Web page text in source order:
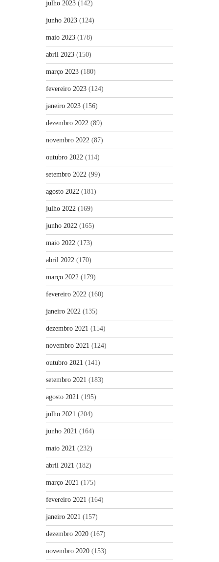
julho 2023 (142)
junho 2023 (124)
maio 2023 (178)
abril 2023 (150)
março 2023 (180)
fevereiro 2023 (124)
janeiro 2023 (156)
dezembro 2022 (89)
novembro 2022 (87)
outubro 2022 (114)
setembro 2022 (99)
agosto 2022 (181)
julho 2022 (169)
junho 2022 (165)
maio 2022 (173)
abril 2022 (170)
março 2022 (179)
fevereiro 2022 (160)
janeiro 2022 (135)
dezembro 2021 (154)
novembro 2021 (124)
outubro 2021 (141)
setembro 2021 (183)
agosto 2021 (195)
julho 2021 (204)
junho 2021 (164)
maio 2021 (232)
abril 2021 (182)
março 2021 (175)
fevereiro 2021 (164)
janeiro 2021 (157)
dezembro 2020 (167)
novembro 2020 (153)